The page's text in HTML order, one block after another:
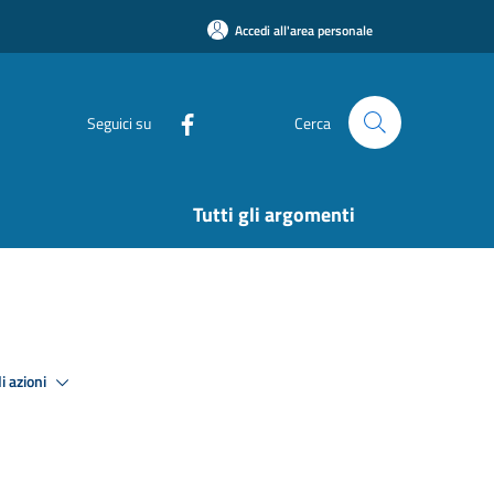
Accedi all'area personale
Seguici su Cerca
Tutti gli argomenti
azioni